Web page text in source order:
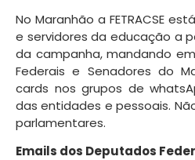
No Maranhão a FETRACSE
e servidores da educação a
da campanha, mandando
Federais e Senadores do
cards nos grupos de
das entidades e pessoais.
parlamentares.
Emails dos Deputados